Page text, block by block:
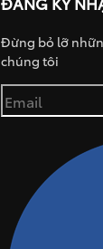
Đừng bỏ lỡ
chúng tôi